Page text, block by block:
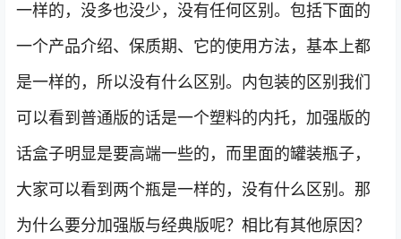
一样的，没多也没少，没有任何区别。包括下面的
一个产品介绍、保质期、它的使用方法，基本上都
是一样的，所以没有什么区别。内包装的区别我们
可以看到普通版的话是一个塑料的内托，加强版的
话盒子明显是要高端一些的，而里面的罐装瓶子，
大家可以看到两个瓶是一样的，没有什么区别。那
为什么要分加强版与经典版呢？相比有其他原因？